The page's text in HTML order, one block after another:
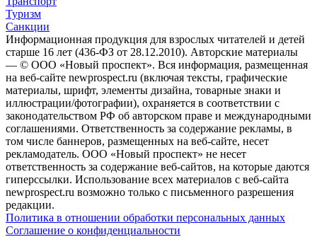
Туризм
Санкции
Информационная продукция для взрослых читателей и детей
старше 16 лет (436-ФЗ от 28.12.2010). Авторские материалы
— © ООО «Новый проспект». Вся информация, размещенная
на веб-сайте newprospect.ru (включая тексты, графические
материалы, шрифт, элементы дизайна, товарные знаки и
иллюстрации/фотографии), охраняется в соответствии с
законодательством РФ об авторском праве и международными
соглашениями. Ответственность за содержание рекламы, в
том числе баннеров, размещенных на веб-сайте, несет
рекламодатель. ООО «Новый проспект» не несет
ответственность за содержание веб-сайтов, на которые даются
гиперссылки. Использование всех материалов с веб-сайта
newprospect.ru возможно только с письменного разрешения
редакции.
Политика в отношении обработки персональных данных
Соглашение о конфиденциальности